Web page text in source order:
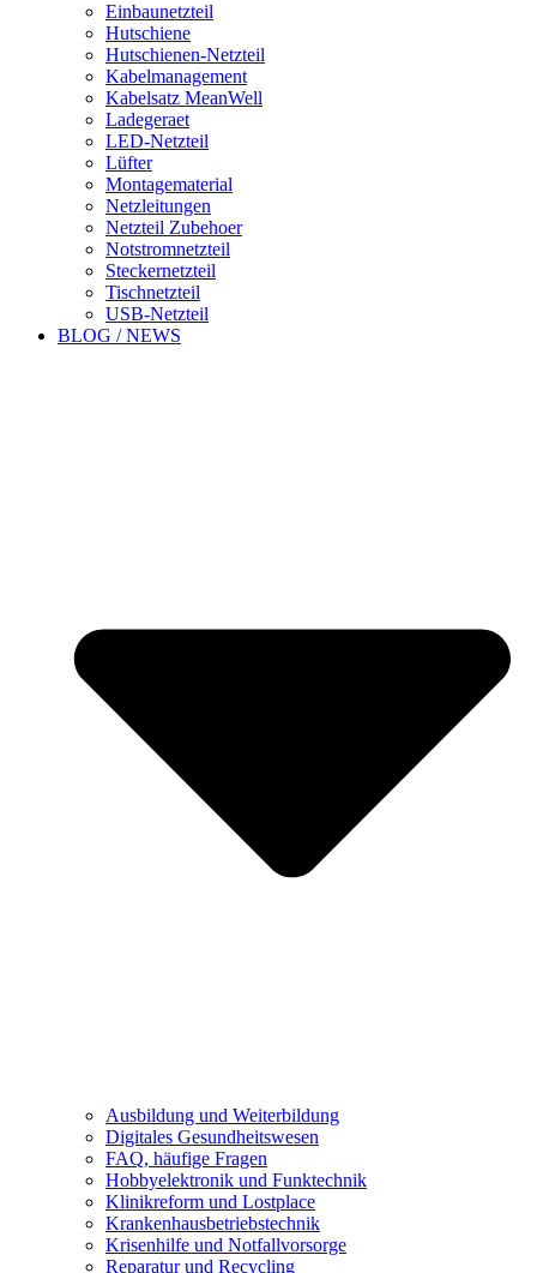
Einbaunetzteil
Hutschiene
Hutschienen-Netzteil
Kabelmanagement
Kabelsatz MeanWell
Ladegeraet
LED-Netzteil
Lüfter
Montagematerial
Netzleitungen
Netzteil Zubehoer
Notstromnetzteil
Steckernetzteil
Tischnetzteil
USB-Netzteil
BLOG / NEWS
Ausbildung und Weiterbildung
Digitales Gesundheitswesen
FAQ, häufige Fragen
Hobbyelektronik und Funktechnik
Klinikreform und Lostplace
Krankenhausbetriebstechnik
Krisenhilfe und Notfallvorsorge
Reparatur und Recycling